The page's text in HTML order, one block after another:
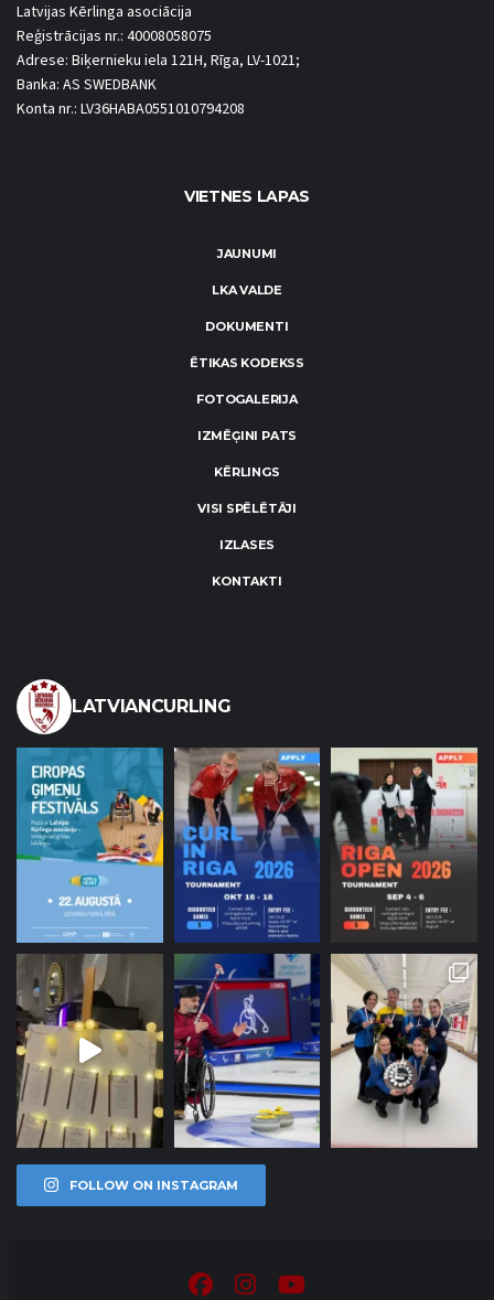
Latvijas Kērlinga asociācija
Reģistrācijas nr.: 40008058075
Adrese: Biķernieku iela 121H, Rīga, LV-1021;
Banka: AS SWEDBANK
Konta nr.: LV36HABA0551010794208
VIETNES LAPAS
JAUNUMI
LKA VALDE
DOKUMENTI
ĒTIKAS KODEKSS
FOTOGALERIJA
IZMĒĢINI PATS
KĒRLINGS
VISI SPĒLĒTĀJI
IZLASES
KONTAKTI
LATVIANCURLING
FOLLOW ON INSTAGRAM